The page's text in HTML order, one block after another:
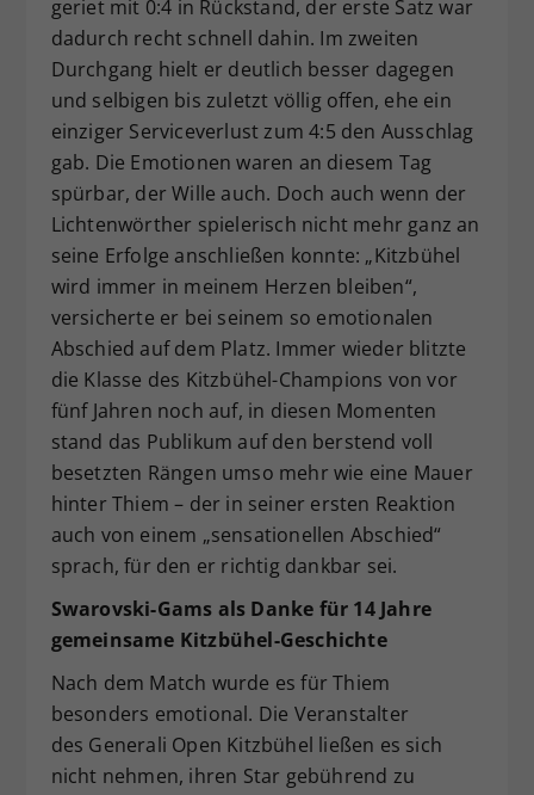
geriet mit 0:4 in Rückstand, der erste Satz war
dadurch recht schnell dahin. Im zweiten
Durchgang hielt er deutlich besser dagegen
und selbigen bis zuletzt völlig offen, ehe ein
einziger Serviceverlust zum 4:5 den Ausschlag
gab. Die Emotionen waren an diesem Tag
spürbar, der Wille auch. Doch auch wenn der
Lichtenwörther spielerisch nicht mehr ganz an
seine Erfolge anschließen konnte: „Kitzbühel
wird immer in meinem Herzen bleiben“,
versicherte er bei seinem so emotionalen
Abschied auf dem Platz. Immer wieder blitzte
die Klasse des Kitzbühel-Champions von vor
fünf Jahren noch auf, in diesen Momenten
stand das Publikum auf den berstend voll
besetzten Rängen umso mehr wie eine Mauer
hinter Thiem – der in seiner ersten Reaktion
auch von einem „sensationellen Abschied“
sprach, für den er richtig dankbar sei.
Swarovski-Gams als Danke für 14Jahre
gemeinsame Kitzbühel-Geschichte
Nach dem Match wurde es für Thiem
besonders emotional. Die Veranstalter
des Generali Open Kitzbühel ließen es sich
nicht nehmen, ihren Star gebührend zu